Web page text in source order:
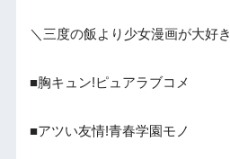
＼三度の飯より少女漫画が大好き
■胸キュン!ピュアラブコメ
■アツい友情!青春学園モノ